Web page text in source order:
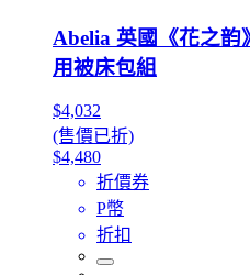
Abelia 英國《花之
用被床包組
$4,032
(售價已折)
$4,480
折價券
P幣
折扣